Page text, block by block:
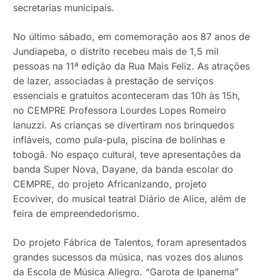
secretarias municipais.
No último sábado, em comemoração aos 87 anos de
Jundiapeba, o distrito recebeu mais de 1,5 mil
pessoas na 11ª edição da Rua Mais Feliz. As atrações
de lazer, associadas à prestação de serviços
essenciais e gratuitos aconteceram das 10h às 15h,
no CEMPRE Professora Lourdes Lopes Romeiro
Ianuzzi. As crianças se divertiram nos brinquedos
infláveis, como pula-pula, piscina de bolinhas e
tobogã. No espaço cultural, teve apresentações da
banda Super Nova, Dayane, da banda escolar do
CEMPRE, do projeto Africanizando, projeto
Ecoviver, do musical teatral Diário de Alice, além de
feira de empreendedorismo.
Do projeto Fábrica de Talentos, foram apresentados
grandes sucessos da música, nas vozes dos alunos
da Escola de Música Allegro. “Garota de Ipanema”